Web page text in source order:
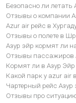
Безопасно ли
Отзывы о компании
Azur air рейс в
Отзывы о полете в
Азур эйр кормят ли
Отзывы пассажиров
Кормят ли в Азур
Какой парк у azur air
Чартерный рейс Азур
Отзывы про